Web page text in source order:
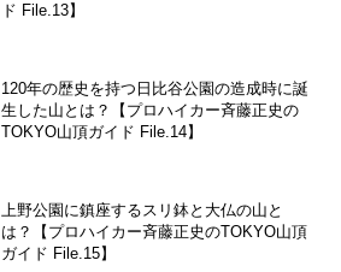
ド File.13】
120年の歴史を持つ日比谷公園の造成時に誕
生した山とは？【プロハイカー斉藤正史の
TOKYO山頂ガイド File.14】
上野公園に鎮座するスリ鉢と大仏の山と
は？【プロハイカー斉藤正史のTOKYO山頂
ガイド File.15】